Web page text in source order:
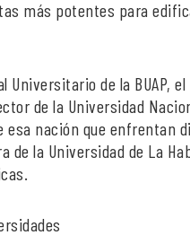
más potentes para
Universitario de la BUAP,
de la Universidad
esa nación que enfrentan
de la Universidad de La